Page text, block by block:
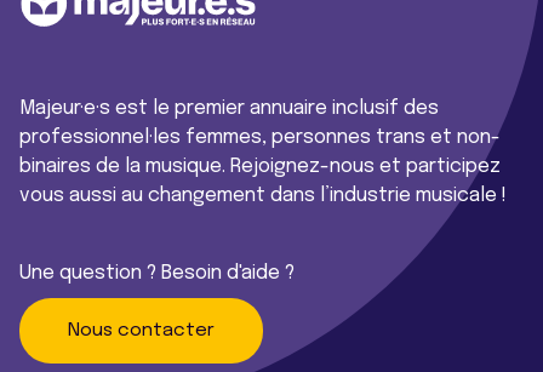
Majeur·e·s est le premier annuaire inclusif des
professionnel·les femmes, personnes trans et non-
binaires de la musique. Rejoignez-nous et participez
vous aussi au changement dans l’industrie musicale !
Une question ? Besoin d'aide ?
Nous contacter